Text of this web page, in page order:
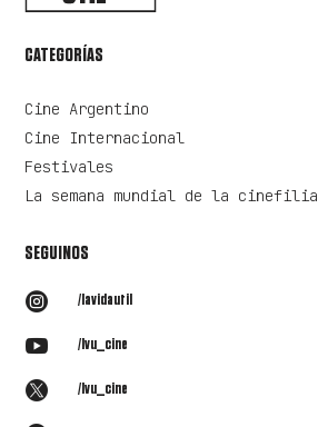
CATEGORÍAS
Cine Argentino
Cine Internacional
Festivales
La semana mundial de la cinefilia
SEGUINOS
 /lavidautil
 /lvu_cine
 /lvu_cine